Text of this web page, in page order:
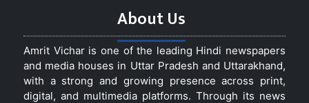
About Us
Amrit Vichar is one of the leading Hindi newspapers
and media houses in Uttar Pradesh and Uttarakhand,
with a strong and growing presence across print,
digital, and multimedia platforms. Through its news